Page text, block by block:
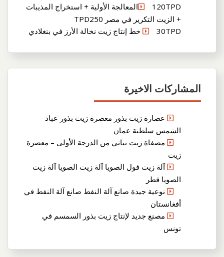
120TPDالمعالجة الأولية + استخراج المذيبات
+ الزيت التكرير في مصر TPD250
30TPD خط إنتاج زيت نخالة الأرز في بنغلادي
المشاركات الاخيرة
عصارة زيت بذور معصرة زيت بذور عباد
الشمس سلطنة عمان
مصفاة زيت نباتي من الدرجة الأولى – معصرة
زيت
آلة زيت فول الصويا آلة زيت الصويا آلة زيت
الصويا قطر
نوعية جيدة صانع آلة النفط صانع آلة النفط في
أفغانستان
مصنع جديد لإنتاج زيت بذور السمسم في
تونس